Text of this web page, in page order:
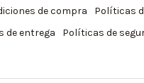
de compra
Políticas
de entrega
Políticas de